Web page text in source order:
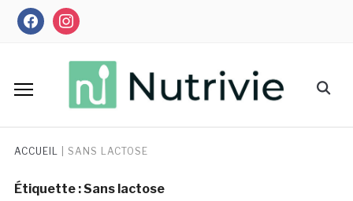
Skipfacebookinstagram
Search
ACCUEIL SANS LACTOSE
Étiquette :Sans lactose